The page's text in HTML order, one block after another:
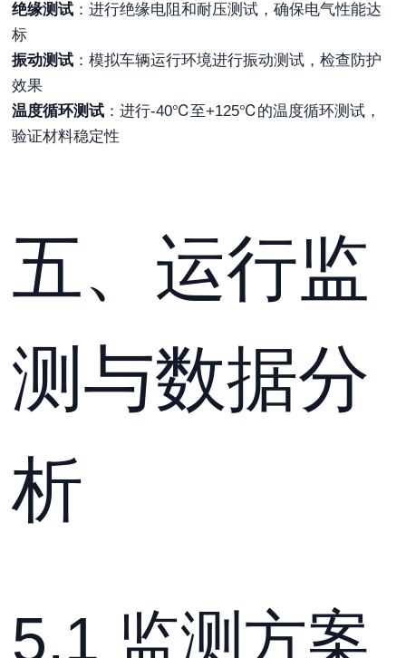
绝缘测试 ：进行绝缘电阻和耐压测试，确保电气性能达
标
振动测试 ：模拟车辆运行环境进行振动测试，检查防护
效果
温度循环测试 ：进行-40℃至+125℃的温度循环测试，
验证材料稳定性
五、运行监
测与数据分
析
5.1 监测方案